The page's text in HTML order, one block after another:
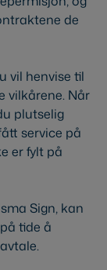
de
vil henvise til
vilkårene. Når
plutselig
service på
er fylt på
Sign, kan
tide å